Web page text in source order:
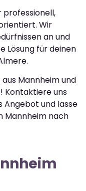
professionell,
Wir
an und
Lösung für deinen
Mannheim und
Kontaktiere uns
Angebot und lasse
Mannheim nach